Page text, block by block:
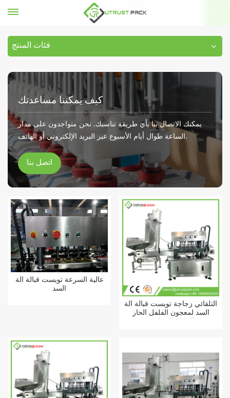
بيت
فئات المنتج
كيف يمكننا مساعدتك
يمكنك الاتصال بنا بأي طريقة تناسبك. نحن متواجدون على مدار
الساعة طوال أيام الأسبوع عبر البريد الإلكتروني أو الهاتف.
اتصل بنا
عالية السرعة تويست قبالة آلة
السد
التلقائي زجاجة تويست قبالة آلة
السد لمعجون الفلفل الحار